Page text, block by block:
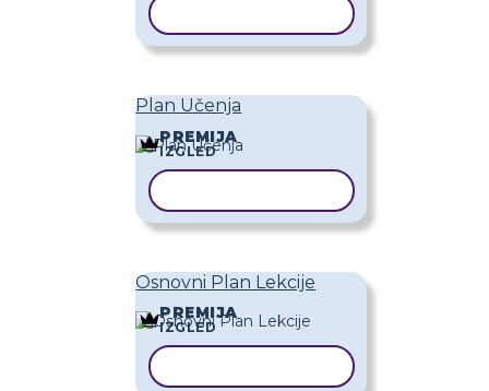
Plan Učenja
PREMIJA
IZGLED
Osnovni Plan Lekcije
PREMIJA
IZGLED